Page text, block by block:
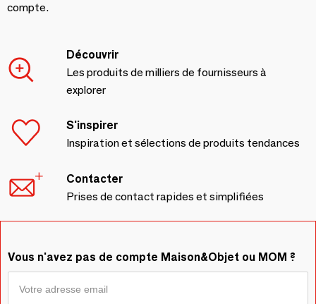
compte.
Découvrir
Les produits de milliers de fournisseurs à
explorer
S'inspirer
Inspiration et sélections de produits tendances
Contacter
Prises de contact rapides et simplifiées
Vous n'avez pas de compte Maison&Objet ou MOM ?